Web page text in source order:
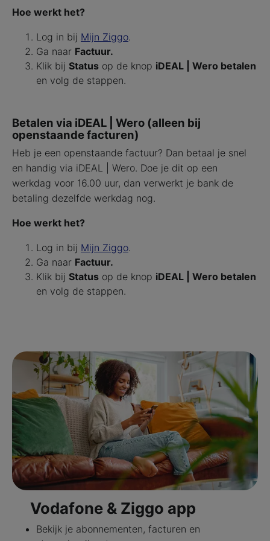
Hoe werkt het?
Log in bij Mijn Ziggo.
Ga naar Factuur.
Klik bij Status op de knop iDEAL | Wero betalen
en volg de stappen.
Betalen via iDEAL | Wero (alleen bij
openstaande facturen)
Heb je een openstaande factuur? Dan betaal je snel
en handig via iDEAL | Wero. Doe je dit op een
werkdag voor 16.00 uur, dan verwerkt je bank de
betaling dezelfde werkdag nog.
Hoe werkt het?
Log in bij Mijn Ziggo.
Ga naar Factuur.
Klik bij Status op de knop iDEAL | Wero betalen
en volg de stappen.
Vodafone & Ziggo app
Bekijk je abonnementen, facturen en